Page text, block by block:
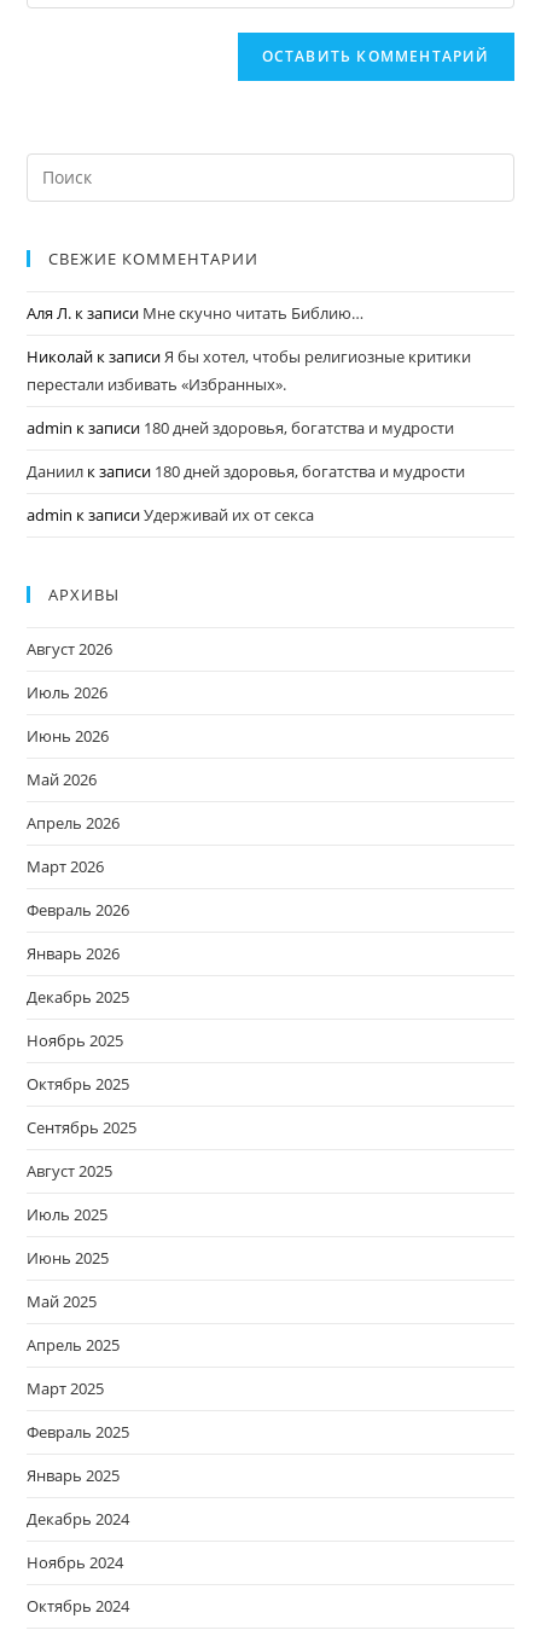
СВЕЖИЕ КОММЕНТАРИИ
Аля Л. к записи Мне скучно читать Библию…
Николай к записиЯ бы хотел, чтобы религиозные критики
перестали избивать «Избранных».
admin к записи 180 дней здоровья, богатства и мудрости
Даниил к записи 180 дней здоровья, богатства и мудрости
admin к записиУдерживай их от секса
АРХИВЫ
Август 2026
Июль 2026
Июнь 2026
Май 2026
Апрель 2026
Март 2026
Февраль 2026
Январь 2026
Декабрь 2025
Ноябрь 2025
Октябрь 2025
Сентябрь 2025
Август 2025
Июль 2025
Июнь 2025
Май 2025
Апрель 2025
Март 2025
Февраль 2025
Январь 2025
Декабрь 2024
Ноябрь 2024
Октябрь 2024